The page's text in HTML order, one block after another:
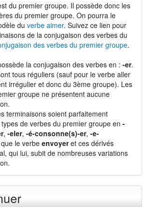
du premier groupe. Il possède donc les
du premier groupe. On pourra le
du verbe aimer. Suivez ce lien pour
de la conjugaison des verbes du
des verbes du premier groupe.
la conjugaison des verbes en : -er.
tous réguliers (sauf pour le verbe aller
irrégulier et donc du 3ème groupe). Les
groupe ne présentent aucune
terminaisons soient parfaitement
de verbes du premier groupe en -
, -eler, -é-consonne(s)-er, -e-
le verbe envoyeret ces dérivés
qui lui, subit de nombreuses variations